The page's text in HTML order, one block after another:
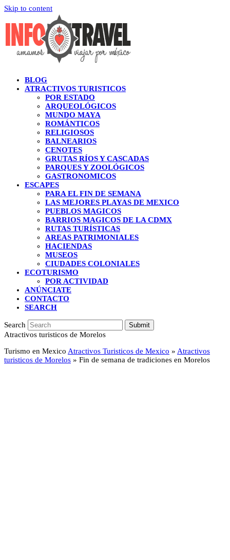
Skip to content
BLOG
ATRACTIVOS TURISTICOS
POR ESTADO
ARQUEOLÓGICOS
MUNDO MAYA
ROMÁNTICOS
RELIGIOSOS
BALNEARIOS
CENOTES
GRUTAS RÍOS Y CASCADAS
PARQUES Y ZOOLÓGICOS
GASTRONOMICOS
ESCAPES
PARA EL FIN DE SEMANA
LAS MEJORES PLAYAS DE MEXICO
PUEBLOS MAGICOS
BARRIOS MAGICOS DE LA CDMX
RUTAS TURÍSTICAS
AREAS PATRIMONIALES
HACIENDAS
MUSEOS
CIUDADES COLONIALES
ECOTURISMO
POR ACTIVIDAD
ANÚNCIATE
CONTACTO
SEARCH
Search Submit
Atractivos turisticos de Morelos
Turismo en Mexico Atractivos Turisticos de Mexico » Atractivos
turisticos de Morelos » Fin de semana de tradiciones en Morelos